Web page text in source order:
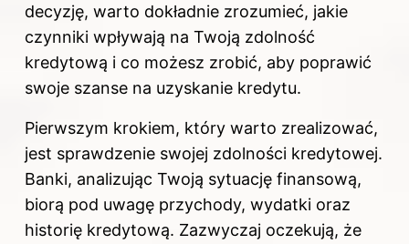
decyzję, warto dokładnie zrozumieć, jakie
czynniki wpływają na Twoją zdolność
kredytową i co możesz zrobić, aby poprawić
swoje szanse na uzyskanie kredytu.
Pierwszym krokiem, który warto zrealizować,
jest sprawdzenie swojej zdolności kredytowej.
Banki, analizując Twoją sytuację finansową,
biorą pod uwagę przychody, wydatki oraz
historię kredytową. Zazwyczaj oczekują, że